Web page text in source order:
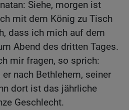
Siehe, morgen ist
mit dem König zu Tisch
dass ich mich auf dem
Abend des dritten Tages.
mir fragen, so sprich:
nach Bethlehem, seiner
dort ist das jährliche
Geschlecht.